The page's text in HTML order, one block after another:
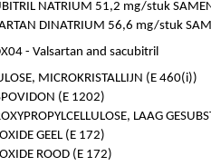
NATRIUM 51,2 mg/stuk
DINATRIUM 56,6 mg/stuk
- Valsartan and sacubitril
MICROKRISTALLIJN (E 460(i))
(E 1202)
LAAG
GEEL (E 172)
ROOD (E 172)